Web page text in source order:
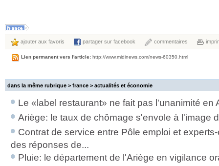
ajouter aux favoris partager sur facebook commentaires
Lien permanent vers l'article: http://www.midinews.com/news-60350.html
dans la même rubrique > france > actualités et économie
Le «label restaurant» ne fait pas l'unanimité en
Ariège: le taux de chômage s'envole à l'image
Contrat de service entre Pôle emploi et
des réponses de...
Pluie: le département de l'Ariège en vigilance